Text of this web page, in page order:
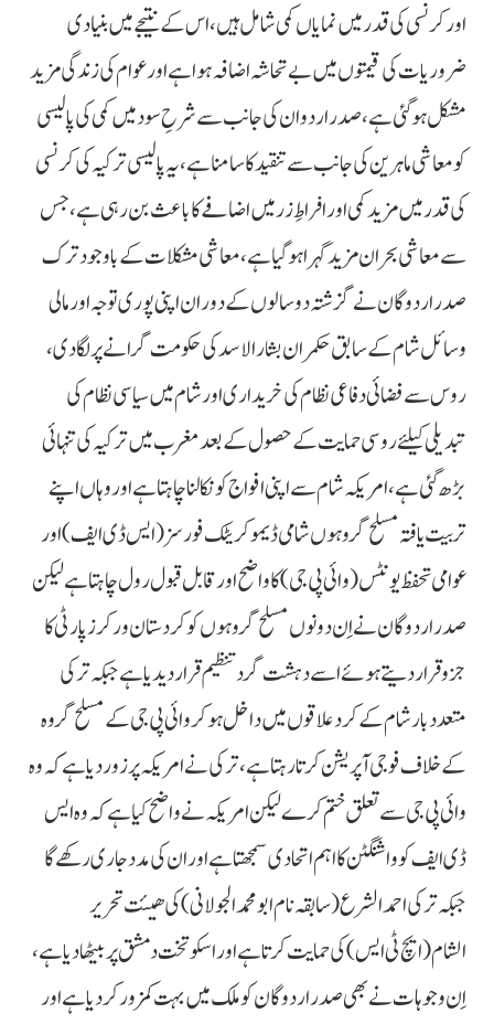
اور کرنسی کی قدر میں نمایاں کمی شامل ہیں، اس کے نتیجے میں بنیادی
ضروریات کی قیمتوں میں بے تحاشہ اضافہ ہوا ہے اور عوام کی زندگی مزید
مشکل ہوگئی ہے، صدر اردوان کی جانب سے شرحِ سود میں کمی کی پالیسی
کو معاشی ماہرین کی جانب سے تنقید کا سامنا ہے، یہ پالیسی ترکیہ کی کرنسی
کی قدر میں مزید کمی اور افراطِ زر میں اضافے کا باعث بن رہی ہے، جس
سے معاشی بحران مزید گہرا ہوگیا ہے، معاشی مشکلات کے باوجود ترک
صدر اردوگان نے گزشتہ دو سالوں کے دوران اپنی پوری توجہ اور مالی
وسائل شام کے سابق حکمران بشار الاسد کی حکومت گرانے پر لگادی،
روس سے فضائی دفاعی نظام کی خریداری اور شام میں سیاسی نظام کی
تبدیلی کیلئے روسی حمایت کے حصول کے بعد مغرب میں ترکیہ کی تنہائی
بڑھ گئی ہے، امریکہ شام سے اپنی افواج کو نکالنا چاہتا ہے اور وہاں اپنے
تربیت یافتہ مسلح گروہوں شامی ڈیموکریٹک فورسز(ایس ڈی ایف) اور
عوامی تحفظ یونٹس (وائی پی جی) کا واضح اور قابل قبول رول چاہتا ہے لیکن
صدر اردوگان نے اِن دونوں مسلح گروہوں کو کردستان ورکرز پارٹی کا
جزو قرار دیتے ہوئے اسے دہشت گرد تنظیم قرار دیدیا ہے جبکہ ترکی
متعدد بار شام کے کرد علاقوں میں داخل ہوکر وائی پی جی کے مسلح گروہ
کے خلاف فوجی آپریشن کرتا رہتا ہے، ترکی نے امریکہ پر زور دیا ہے کہ وہ
وائی پی جی سے تعلق ختم کرے لیکن امریکہ نے واضح کیا ہے کہ وہ ایس
ڈی ایف کو واشنگٹن کا اہم اتحادی سمجھتا ہے اور ان کی مدد جاری رکھے گا
جبکہ ترکی احمد الشرع(سابقہ نام ابومحمد الجولانی) کی ھیئت تحریر
الشام(ایچ ٹی ایس) کی حمایت کرتا ہے اور اسکو تخت دمشق پر بیٹھا دیا ہے،
اِن وجوہات نے بھی صدر اردوگان کو ملک میں بہت کمزور کردیا ہے اور